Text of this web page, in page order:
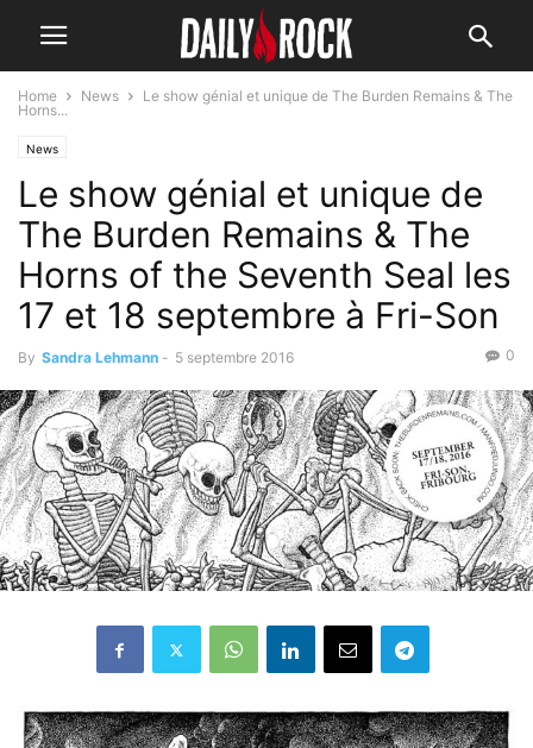
Home News
Le show génial et unique de The Burden Remains & The
Horns...
News
Le show génial et unique de
The Burden Remains & The
Horns of the Seventh Seal les
17 et 18 septembre à Fri-Son
By Sandra Lehmann - 5 septembre 2016 0